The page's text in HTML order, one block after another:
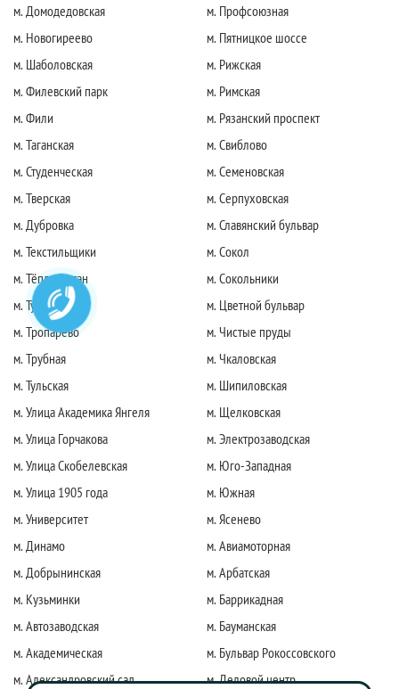
м. Домодедовская
м. Новогиреево
м. Шаболовская
м. Филевский парк
м. Фили
м. Таганская
м. Студенческая
м. Тверская
м. Дубровка
м. Текстильщики
м. Тёплый стан
м. Тушинская
м. Тропарево
м. Трубная
м. Тульская
м. Улица Академика Янгеля
м. Улица Горчакова
м. Улица Скобелевская
м. Улица 1905 года
м. Университет
м. Динамо
м. Добрынинская
м. Кузьминки
м. Автозаводская
м. Академическая
м. Александровский сад
м. Профсоюзная
м. Пятницкое шоссе
м. Рижская
м. Римская
м. Рязанский проспект
м. Свиблово
м. Семеновская
м. Серпуховская
м. Славянский бульвар
м. Сокол
м. Сокольники
м. Цветной бульвар
м. Чистые пруды
м. Чкаловская
м. Шипиловская
м. Щелковская
м. Электрозаводская
м. Юго-Западная
м. Южная
м. Ясенево
м. Авиамоторная
м. Арбатская
м. Баррикадная
м. Бауманская
м. Бульвар Рокоссовского
м. Деловой центр